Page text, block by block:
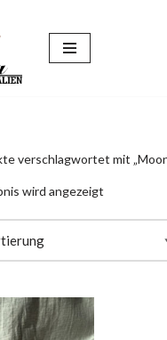
verschlagwortet mit
wird angezeigt